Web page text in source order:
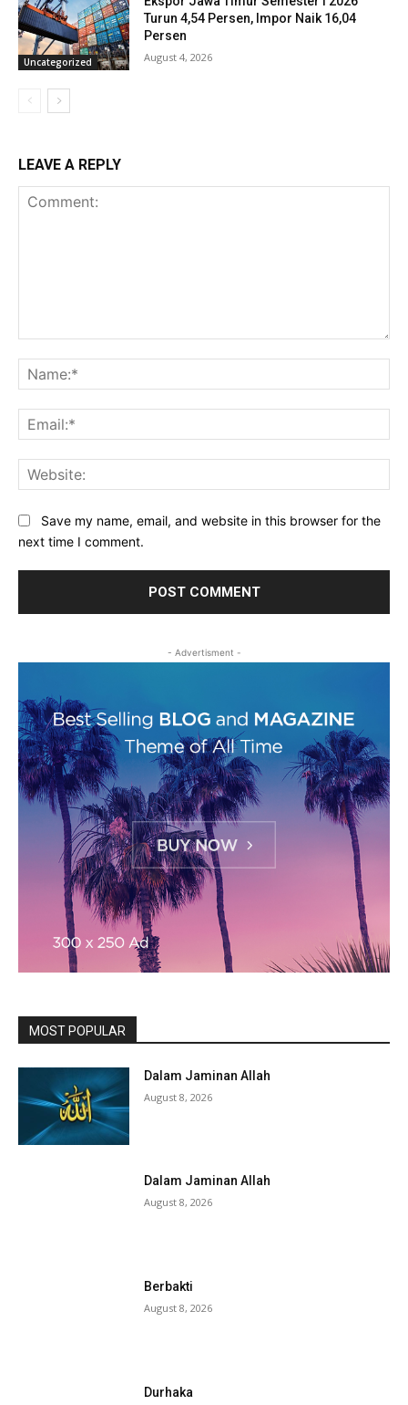
Uncategorized
Turun 4,54 Persen, Impor Naik 16,04
Persen
August 4, 2026
LEAVE A REPLY
Save my name, email, and website in this browser for the
next time I comment.
- Advertisment -
MOST POPULAR
Dalam Jaminan Allah
August 8, 2026
Dalam Jaminan Allah
August 8, 2026
Berbakti
August 8, 2026
Durhaka